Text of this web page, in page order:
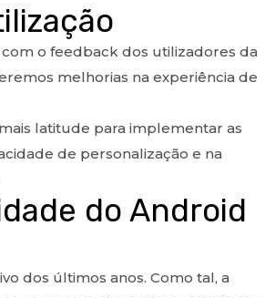
com o feedback dos utilizadores da
melhorias na experiência de
latitude para implementar as
de personalização e na
do Android
dos últimos anos. Como tal, a